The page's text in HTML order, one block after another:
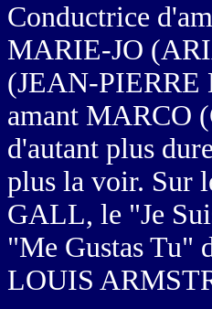
Conductrice
MARIE-JO (
(JEAN-PIERRE
amant MARCO (
d'autant plus
plus la voir. Sur
GALL, le "Je
"Me Gustas Tu"
LOUIS